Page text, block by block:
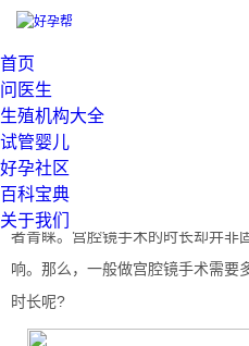
首页
问医生
生殖机构大全
试管婴儿
好孕社区
百科宝典
关于我们
当前位置：
一般做宫腔镜手术需要多长时间
发布：2025-03-02 16:56:30
宫腔镜手术是一种广泛应用于妇
一光学仪器，医生可以直观地对宫
手术治疗。这种手术具有创伤小、
者青睐。宫腔镜手术的时长却并非
响。那么，一般做宫腔镜手术需要
时长呢?